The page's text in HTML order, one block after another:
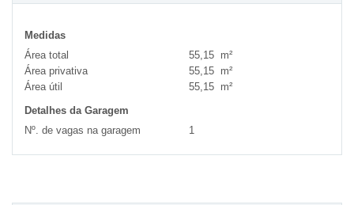
Medidas
Área total
55,15 m²
Área privativa
55,15 m²
Área útil
55,15 m²
Detalhes da Garagem
Nº. de vagas na garagem
1